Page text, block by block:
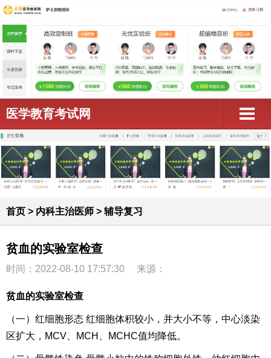
医学教育考试网
首页 > 内科主治医师 > 辅导复习
贫血的实验室检查
时间：2022-08-10 17:57:30 来源：
贫血的实验室检查
（一）红细胞形态 红细胞体积较小，并大小不等，中心淡染
区扩大，MCV、MCH、MCHC值均降低。